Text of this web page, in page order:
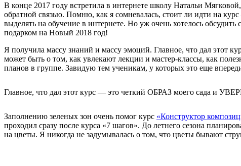
В конце 2017 году встретила в интернете школу Натальи
обратной связью. Помню, как я сомневалась, стоит ли идти на
выделять на обучение в интернете. Но уж очень хотелось
подарком на Новый 2018 год!
Я получила массу знаний и массу эмоций. Главное, что дал этот
может быть о том, как увлекают лекции и мастер-классы, как
планов в группе. Завидую тем ученикам, у которых это еще
Главное, что дал этот курс — это четкий ОБРАЗ моего сада и
Заполнению зеленых зон очень помог курс «Конструктор
проходил сразу после курса «7 шагов». До летнего сезона
на цветы. Я никогда не задумывалась о том, что цветы бывают